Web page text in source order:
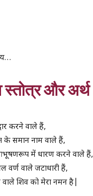
स्तोत्र और अर्थ
करने वाले हैं,
समान नाम वाले हैं,
में धारण करने वाले हैं,
वर्ण वाले जटाधारी हैं,
वाले शिव को मेरा नमन है|